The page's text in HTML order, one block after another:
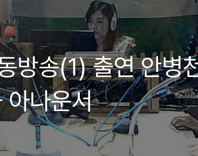
방송(1) 출연 안병
아나운서